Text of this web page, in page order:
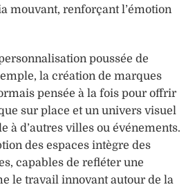
mouvant, renforçant l’émotion
poussée de
la création de marques
pensée à la fois pour offrir
sur place et un univers visuel
à d’autres villes ou événements.
des espaces intègre des
capables de refléter une
le travail innovant autour de la